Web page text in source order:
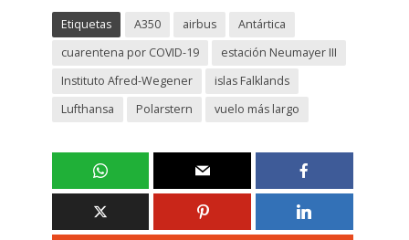
Etiquetas A350 airbus
Antártica
cuarentena por COVID-19
estación Neumayer III
Instituto Afred-Wegener
islas Falklands
Lufthansa
Polarstern vuelo más largo